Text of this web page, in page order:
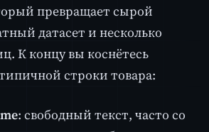
превращает сырой
датасет и несколько
К концу вы коснётесь
строки товара:
: свободный текст, часто со